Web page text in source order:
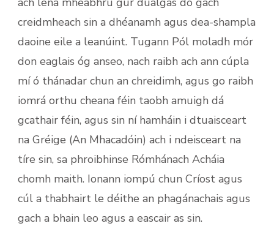
creidmheach sin a dhéanamh agus dea-shampla
daoine eile a leanúint. Tugann Pól moladh mór
don eaglais óg anseo, nach raibh ach ann cúpla
mí ó thánadar chun an chreidimh, agus go raibh
iomrá orthu cheana féin taobh amuigh dá
gcathair féin, agus sin ní hamháin i dtuaisceart
na Gréige (An Mhacadóin) ach i ndeisceart na
tíre sin, sa phroibhinse Rómhánach Acháia
chomh maith. Ionann iompú chun Críost agus
cúl a thabhairt le déithe an phagánachais agus
gach a bhain leo agus a eascair as sin.